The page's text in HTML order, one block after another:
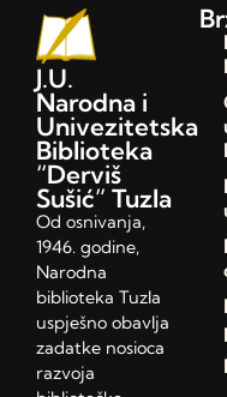
J.U.
Narodna i
Univezitetska
Biblioteka
“Derviš
Sušić” Tuzla
Od osnivanja,
1946. godine,
Narodna
biblioteka Tuzla
uspješno obavlja
zadatke nosioca
razvoja